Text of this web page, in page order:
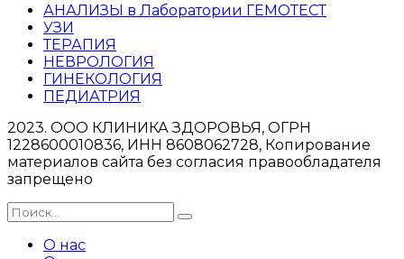
АНАЛИЗЫ в Лаборатории ГЕМОТЕСТ
УЗИ
ТЕРАПИЯ
НЕВРОЛОГИЯ
ГИНЕКОЛОГИЯ
ПЕДИАТРИЯ
2023. ООО КЛИНИКА ЗДОРОВЬЯ, ОГРН
1228600010836, ИНН 8608062728, Копирование
материалов сайта без согласия правообладателя
запрещено
О нас